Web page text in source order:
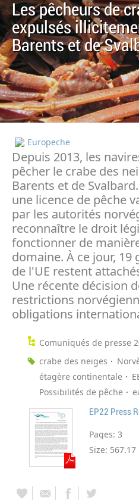
Les pêcheurs de
expulsés
Barents et de
Europeche
Depuis 2013, les
pêcher le crabe des
Barents et de
une licence de pêche
par les autorités
reconnaître le droit
fonctionner de
domaine. À ce jour,
de l'UE restent
Une récente décision
restrictions
obligations
Comuniqués de presse
crabe des neiges
étagère continentale
Possibilités de pêche
EP22 Press
Pages: 3
Size: 567.17